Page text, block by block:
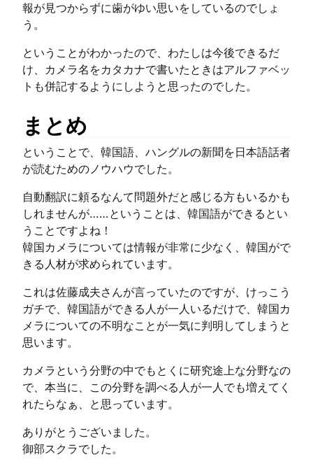
報が見つからずに歯がゆい思いをしているのでしょ
う。
ということがわかったので、わたしは今後できるだ
け、カメラ名をカタカナで書いたときはアルファベッ
トも併記するようにしようと思ったのでした。
まとめ
ということで、韓国語、ハングルの新聞を日本語話者
が読むためのノウハウでした。
自動翻訳に頼るなんて問題外だと感じる方もいるかも
しれませんが……ということは、韓国語ができるとい
うことですよね！
韓国カメラについては情報が非常に少なく、韓国がで
きる人材が求められています。
これは佐藤成夫さんが言っていたのですが、けっこう
ガチで、韓国語ができる人が一人いるだけで、韓国カ
メラについての不明なことが一気に判明してしまうと
思います。
カメラという分野の中でもとくに研究途上な分野なの
で、本当に、この分野を調べる人が一人でも増えてく
れたらなぁ、と思っています。
ありがとうございました。
御部スクラでした。